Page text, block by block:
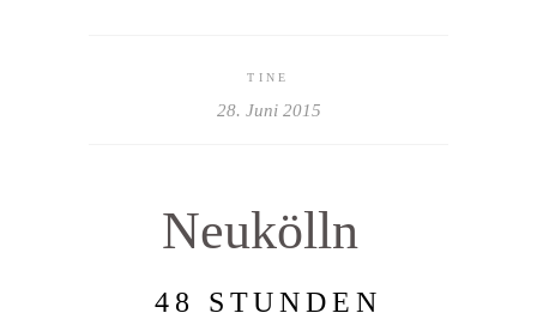
TINE
28. Juni 2015
Neukölln
48 STUNDEN